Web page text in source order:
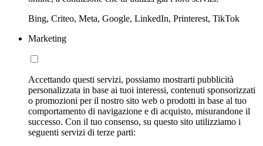
Bing, Criteo, Meta, Google, LinkedIn, Printerest, TikTok
Marketing
Accettando questi servizi, possiamo mostrarti pubblicità
personalizzata in base ai tuoi interessi, contenuti sponsorizzati
o promozioni per il nostro sito web o prodotti in base al tuo
comportamento di navigazione e di acquisto, misurandone il
successo. Con il tuo consenso, su questo sito utilizziamo i
seguenti servizi di terze parti: